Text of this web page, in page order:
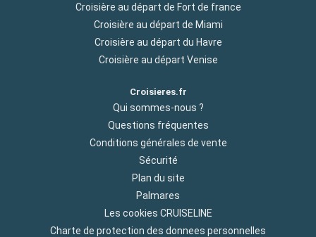
Croisière au départ de Fort de france
Croisière au départ de Miami
Croisière au départ du Havre
Croisière au départ Venise
Croisieres.fr
Qui sommes-nous ?
Questions fréquentes
Conditions générales de vente
Sécurité
Plan du site
Palmares
Les cookies CRUISELINE
Charte de protection des donnees personnelles